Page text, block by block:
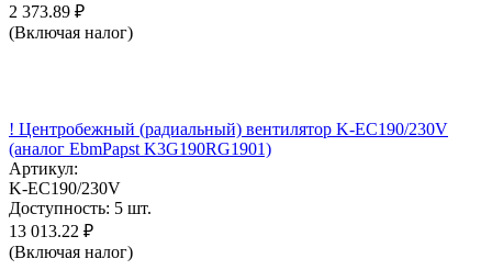
2 373.89 ₽
(Включая налог)
! Центробежный (радиальный) вентилятор K-EC190/230V
(аналог EbmPapst K3G190RG1901)
Артикул:
K-EC190/230V
Доступность: 5 шт.
13 013.22 ₽
(Включая налог)